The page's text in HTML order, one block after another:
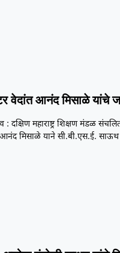
वेदांत आनंद मिसाळे यांचे
: दक्षिण महाराष्ट्र शिक्षण मंडळ
मिसाळे याने सी.बी.एस.ई.